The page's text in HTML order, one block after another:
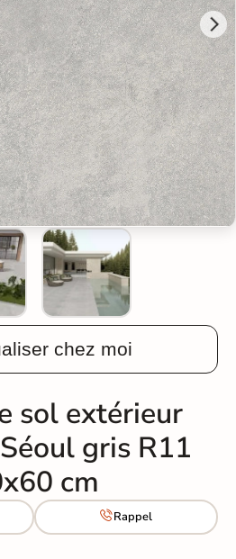
chez moi
sol extérieur
gris R11
cm
Rappel